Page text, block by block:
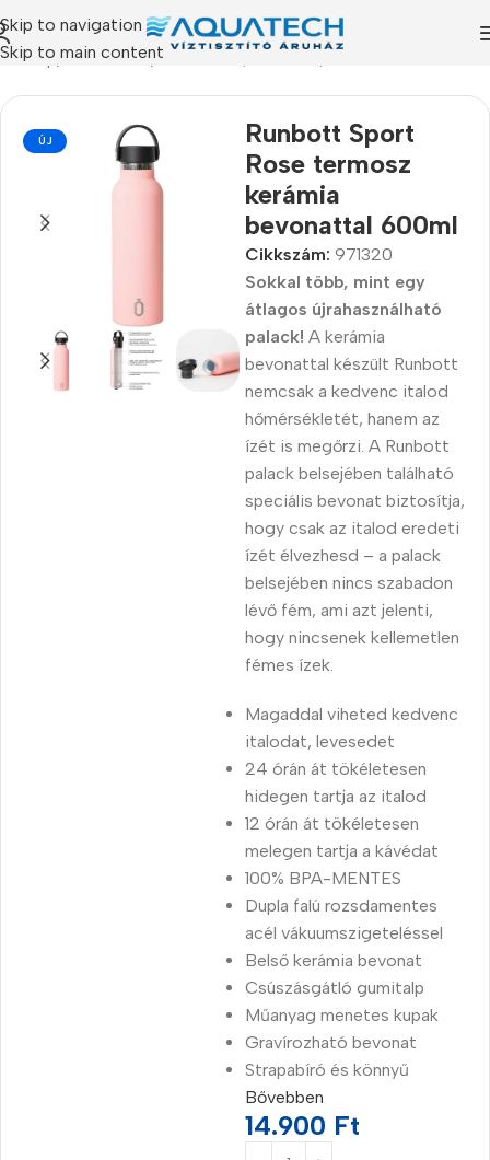
Skip to navigation
Skip to main content
/Termékeink/Termoszok, kulacsok, ételhordók
ÚJ
Runbott Sport
Rose termosz
kerámia
bevonattal 600ml
Cikkszám: 971320
Sokkal több, mint egy
átlagos újrahasználható
palack! A kerámia
bevonattal készült Runbott
nemcsak a kedvenc italod
hőmérsékletét, hanem az
ízét is megőrzi. A Runbott
palack belsejében található
speciális bevonat biztosítja,
hogy csak az italod eredeti
ízét élvezhesd – a palack
belsejében nincs szabadon
lévő fém, ami azt jelenti,
hogy nincsenek kellemetlen
fémes ízek.
Magaddal viheted kedvenc
italodat, levesedet
24 órán át tökéletesen
hidegen tartja az italod
12 órán át tökéletesen
melegen tartja a kávédat
100% BPA-MENTES
Dupla falú rozsdamentes
acél vákuumszigeteléssel
Belső kerámia bevonat
Csúszásgátló gumitalp
Műanyag menetes kupak
Gravírozható bevonat
Strapabíró és könnyű
Bővebben
14.900 Ft